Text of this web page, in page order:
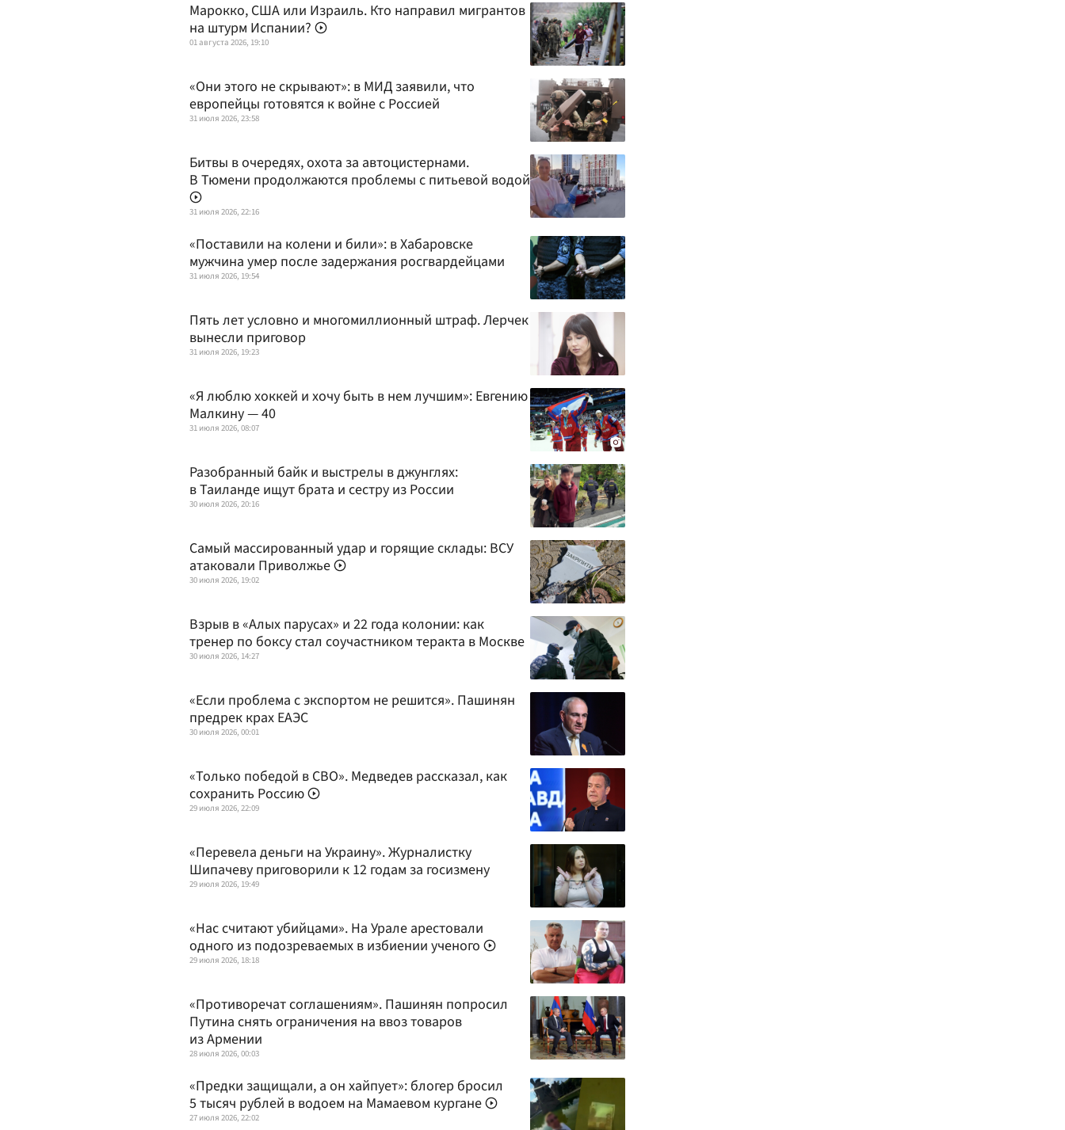
Марокко, США или Израиль. Кто направил мигрантов
на штурм Испании?
01 августа 2026, 19:10
«Они этого не скрывают»: в МИД заявили, что
европейцы готовятся к войне с Россией
31 июля 2026, 23:58
Битвы в очередях, охота за автоцистернами.
В Тюмени продолжаются проблемы с питьевой водой
31 июля 2026, 22:16
«Поставили на колени и били»: в Хабаровске
мужчина умер после задержания росгвардейцами
31 июля 2026, 19:54
Пять лет условно и многомиллионный штраф. Лерчек
вынесли приговор
31 июля 2026, 19:23
«Я люблю хоккей и хочу быть в нем лучшим»: Евгению
Малкину — 40
31 июля 2026, 08:07
Разобранный байк и выстрелы в джунглях:
в Таиланде ищут брата и сестру из России
30 июля 2026, 20:16
Самый массированный удар и горящие склады: ВСУ
атаковали Приволжье
30 июля 2026, 19:02
Взрыв в «Алых парусах» и 22 года колонии: как
тренер по боксу стал соучастником теракта в Москве
30 июля 2026, 14:27
«Если проблема с экспортом не решится». Пашинян
предрек крах ЕАЭС
30 июля 2026, 00:01
«Только победой в СВО». Медведев рассказал, как
сохранить Россию
29 июля 2026, 22:09
«Перевела деньги на Украину». Журналистку
Шипачеву приговорили к 12 годам за госизмену
29 июля 2026, 19:49
«Нас считают убийцами». На Урале арестовали
одного из подозреваемых в избиении ученого
29 июля 2026, 18:18
«Противоречат соглашениям». Пашинян попросил
Путина снять ограничения на ввоз товаров
из Армении
28 июля 2026, 00:03
«Предки защищали, а он хайпует»: блогер бросил
5 тысяч рублей в водоем на Мамаевом кургане
27 июля 2026, 22:02